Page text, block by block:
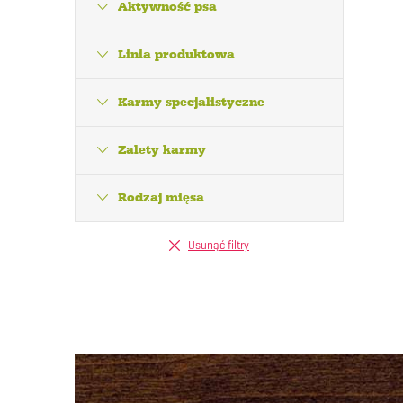
Aktywność psa
Linia produktowa
Karmy specjalistyczne
Zalety karmy
Rodzaj mięsa
Usunąć filtry